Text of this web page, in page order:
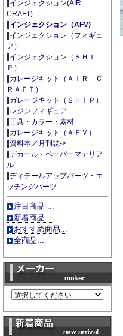
インジェクション(AIR
CRAFT)
インジェクション（AFV)
インジェクション（フィギュ
ア）
インジェクション（ＳＨＩ
Ｐ）
ガレージキット（ＡＩＲ Ｃ
ＲＡＦＴ）
ガレージキット（ＳＨＩＰ）
レジンフィギュア
工具・カラー・素材
ガレージキット（ＡＦＶ）
資料本／月刊誌->
デカール・ペーパーマテリア
ル
ディテールアップパーツ・エ
ッチングパーツ
注目商品 ...
新着商品...
おすすめ商品...
全商品...